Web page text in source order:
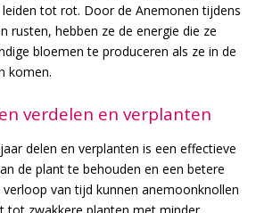
tot rot. Door de Anemonen tijdens
rusten, hebben ze de energie die ze
bloemen te produceren als ze in de
komen.
verdelen en verplanten
delen en verplanten is een effectieve
de plant te behouden en een betere
van tijd kunnen anemoonknollen
tot zwakkere planten met minder